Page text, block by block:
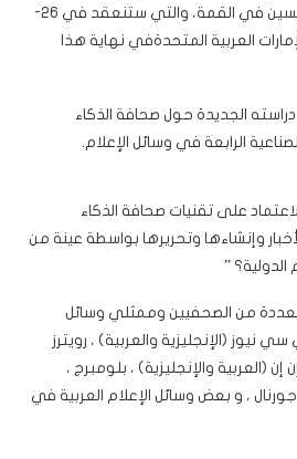
المصري أحد المتحدثين الرئيسين في القمة، والتي ستنعقد في 26-
دبي ، الإمارات العربية المتحدةفي نهاية هذا
الجديدة حول صحافة الذكاء
الرابعة في وسائل الإعلام.
على تقنيات صحافة الذكاء
وإنشاءها وتحريرها بواسطة عينة من
”
من الصحفيين وممثلي وسائل
نيوز (الإنجليزية والعربية) ، رويترز
إن (العربية والإنجليزية) ، بلومبرج ،
، و بعض وسائل الإعلام العربية في